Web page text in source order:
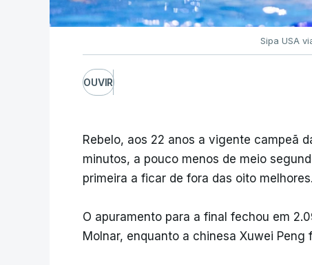
Sipa USA
OUVIR
Rebelo, aos 22 anos a vigente campeã
minutos, a pouco menos de meio
primeira a ficar de fora das oito melhores.
O apuramento para a final fechou em
Molnar, enquanto a chinesa Xuwei